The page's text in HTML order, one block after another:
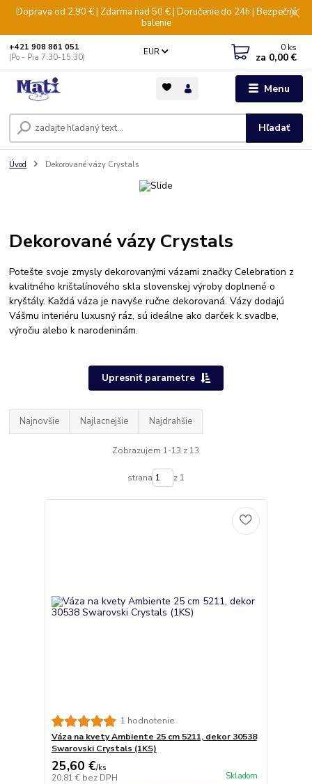
Doprava od 2,90 € | Zdarma nad 50 € | Doručenie do 24h | Bezpečné
balenie
Menu
EUR
Hľadať
+421 908 861 051
(Po - Pia 7:30-15:30)
0 ks
za 0,00 €
Úvod Dekorované vázy Crystals
Dekorované vázy Crystals
Potešte svoje zmysly dekorovanými vázami značky Celebration z
kvalitného krištalínového skla slovenskej výroby doplnené o
kryštály. Každá váza je navyše ručne dekorovaná. Vázy dodajú
Vášmu interiéru luxusný ráz, sú ideálne ako darček k svadbe,
výročiu alebo k narodeninám.
Upresniť parametre
Najnovšie Najlacnejšie Najdrahšie
Zobrazujem 1-13 z 13
strana z 1
1 hodnotenie
Váza na kvety Ambiente 25 cm 5211, dekor 30538
Swarovski Crystals (1KS)
25,60 €/ks
20,81 € bez DPH Skladom